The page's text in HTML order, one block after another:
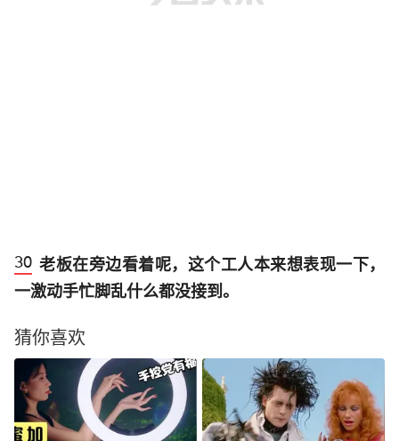
老板在旁边看着呢，这个工人本来想表现一下，
一激动手忙脚乱什么都没接到。
猜你喜欢